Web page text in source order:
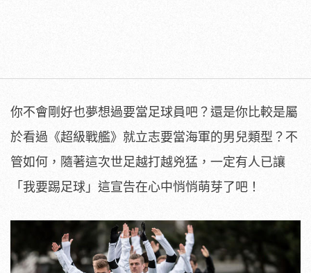
你不會剛好也夢想過要當足球員吧？還是你比較是屬
於看過《超級戰艦》就立志要當海軍的男兒類型？不
管如何，隨著這次世足越打越兇猛，一定有人已讓
「我要踢足球」這宣告在心中悄悄萌芽了吧！